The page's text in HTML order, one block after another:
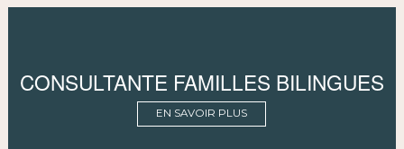
CONSULTANTE FAMILLES BILINGUES
EN SAVOIR PLUS